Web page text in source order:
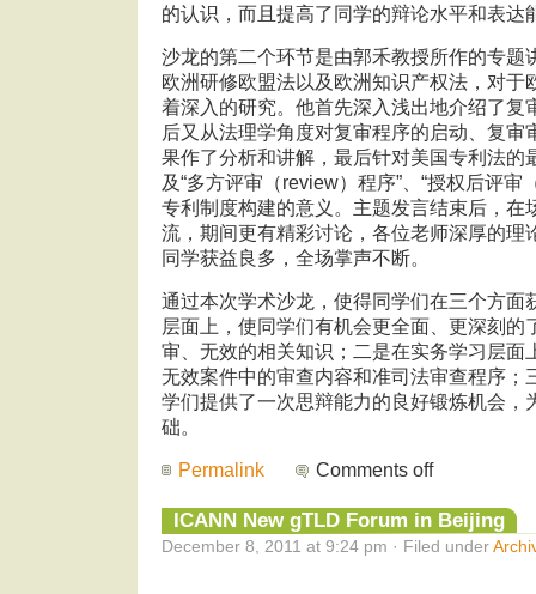
的认识，而且提高了同学的辩论水平和表达
沙龙的第二个环节是由郭禾教授所作的专题
欧洲研修欧盟法以及欧洲知识产权法，对于
着深入的研究。他首先深入浅出地介绍了复
后又从法理学角度对复审程序的启动、复审
果作了分析和讲解，最后针对美国专利法的
及“多方评审（review）程序”、“授权后评审
专利制度构建的意义。主题发言结束后，在
流，期间更有精彩讨论，各位老师深厚的理
同学获益良多，全场掌声不断。
通过本次学术沙龙，使得同学们在三个方面
层面上，使同学们有机会更全面、更深刻的
审、无效的相关知识；二是在实务学习层面
无效案件中的审查内容和准司法审查程序；
学们提供了一次思辩能力的良好锻炼机会，
础。
Permalink Comments off
ICANN New gTLD Forum in Beijing
December 8, 2011 at 9:24 pm · Filed under